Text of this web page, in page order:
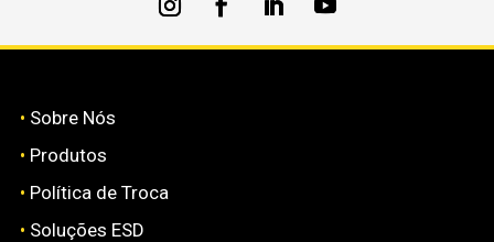
• Sobre Nós
• Produtos
• Política de Troca
• Soluções ESD